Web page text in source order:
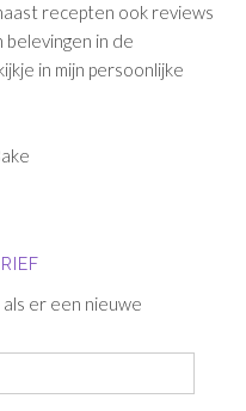
recepten ook reviews
belevingen in de
in mijn persoonlijke
er een nieuwe